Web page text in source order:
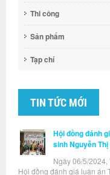
Thi công
Sản phẩm
Tạp chí
TIN TỨC MỚI
Hội đồng đánh
sinh Nguyễn
Ngày 06/5/
Hội đồng đánh giá luận án